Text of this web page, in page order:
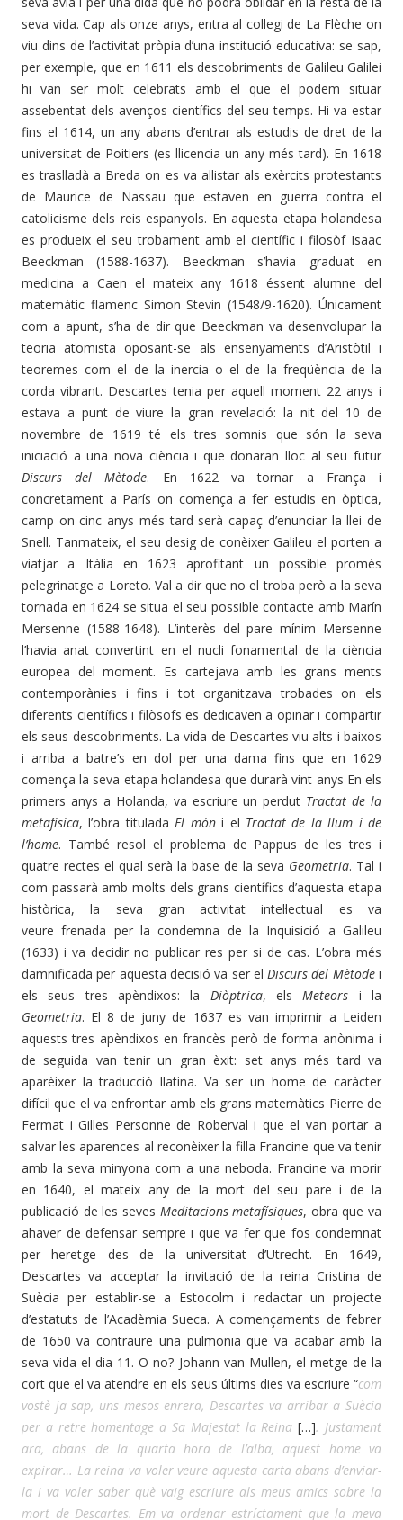
seva vida. Cap als onze anys, entra al col·legi de La Flèche on
viu dins de l’activitat pròpia d’una institució educativa: se sap,
per exemple, que en 1611 els descobriments de Galileu Galilei
hi van ser molt celebrats amb el que el podem situar
assebentat dels avenços científics del seu temps. Hi va estar
fins el 1614, un any abans d’entrar als estudis de dret de la
universitat de Poitiers (es llicencia un any més tard). En 1618
es traslladà a Breda on es va allistar als exèrcits protestants
de Maurice de Nassau que estaven en guerra contra el
catolicisme dels reis espanyols. En aquesta etapa holandesa
es produeix el seu trobament amb el científic i filosòf Isaac
Beeckman (1588-1637). Beeckman s’havia graduat en
medicina a Caen el mateix any 1618 éssent alumne del
matemàtic flamenc Simon Stevin (1548/9-1620). Únicament
com a apunt, s’ha de dir que Beeckman va desenvolupar la
teoria atomista oposant-se als ensenyaments d’Aristòtil i
teoremes com el de la inercia o el de la freqüència de la
corda vibrant. Descartes tenia per aquell moment 22 anys i
estava a punt de viure la gran revelació: la nit del 10 de
novembre de 1619 té els tres somnis que són la seva
iniciació a una nova ciència i que donaran lloc al seu futur
Discurs del Mètode. En 1622 va tornar a França i
concretament a París on comença a fer estudis en òptica,
camp on cinc anys més tard serà capaç d’enunciar la llei de
Snell. Tanmateix, el seu desig de conèixer Galileu el porten a
viatjar a Itàlia en 1623 aprofitant un possible promès
pelegrinatge a Loreto. Val a dir que no el troba però a la seva
tornada en 1624 se situa el seu possible contacte amb Marín
Mersenne (1588-1648). L’interès del pare mínim Mersenne
l’havia anat convertint en el nucli fonamental de la ciència
europea del moment. Es cartejava amb les grans ments
contemporànies i fins i tot organitzava trobades on els
diferents científics i filòsofs es dedicaven a opinar i compartir
els seus descobriments. La vida de Descartes viu alts i baixos
i arriba a batre’s en dol per una dama fins que en 1629
comença la seva etapa holandesa que durarà vint anys En els
primers anys a Holanda, va escriure un perdut Tractat de la
metafísica, l’obra tituladaEl móni el Tractat de la llum i de
l’home. També resol el problema de Pappus de les tres i
quatre rectes el qual serà la base de la seva Geometria. Tal i
com passarà amb molts dels grans científics d’aquesta etapa
històrica, la seva gran activitat intel·lectual es va
veure frenada per la condemna de la Inquisició a Galileu
(1633) i va decidir no publicar res per si de cas. L’obra més
damnificada per aquesta decisió va ser elDiscurs del Mètodei
els seus tres apèndixos: la Diòptrica, elsMeteors i la
Geometria. El 8 de juny de 1637 es van imprimir a Leiden
aquests tres apèndixos en francès però de forma anònima i
de seguida van tenir un gran èxit: set anys més tard va
aparèixer la traducció llatina. Va ser un home de caràcter
difícil que el va enfrontar amb els grans matemàtics Pierre de
Fermat i Gilles Personne de Roberval i que el van portar a
salvar les aparences al reconèixer la filla Francine que va tenir
amb la seva minyona com a una neboda. Francine va morir
en 1640, el mateix any de la mort del seu pare i de la
publicació de les seves Meditacions metafísiques, obra que va
ahaver de defensar sempre i que va fer que fos condemnat
per heretge des de la universitat d’Utrecht. En 1649,
Descartes va acceptar la invitació de la reina Cristina de
Suècia per establir-se a Estocolm i redactar un projecte
d’estatuts de l’Acadèmia Sueca. A començaments de febrer
de 1650 va contraure una pulmonia que va acabar amb la
seva vida el dia 11. O no? Johann van Mullen, el metge de la
cort que el va atendre en els seus últims dies va escriure “com
vostè ja sap, uns mesos enrera, Descartes va arribar a Suècia
per a retre homentage a Sa Majestat la Reina[…]. Justament
ara, abans de la quarta hora de l’alba, aquest home va
expirar… La reina va voler veure aquesta carta abans d’enviar-
la i va voler saber què vaig escriure als meus amics sobre la
mort de Descartes. Em va ordenar estríctament que la meva